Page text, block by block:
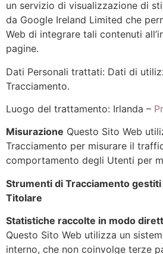
un servizio di visualizzazione di
da Google Ireland Limited che
Web di integrare tali contenuti
pagine.
Dati Personali trattati: Dati di
Tracciamento.
Luogo del trattamento: Irlanda –
Misurazione Questo Sito Web
Tracciamento per misurare il
comportamento degli Utenti per
Strumenti di Tracciamento
Titolare
Statistiche raccolte in modo
Questo Sito Web utilizza un
interno, che non coinvolge terze